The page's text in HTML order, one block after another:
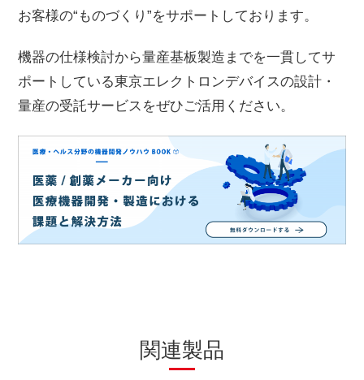
お客様の“ものづくり”をサポートしております。
機器の仕様検討から量産基板製造までを一貫してサ
ポートしている東京エレクトロンデバイスの設計・
量産の受託サービスをぜひご活用ください。
関連製品